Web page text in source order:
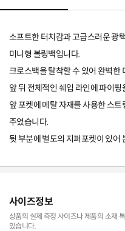
소프트한 터치감과 고급스러운 광
미니형 볼링백입니다.
크로스백을 탈착할 수 있어 완벽한
앞 뒤 전체적인 쉐입 라인에 파이
앞 포켓에 메탈 자재를 사용한 스
주었습니다.
뒷 부분에 별도의 지퍼포켓이 있어
사이즈정보
상품의 실제 측정 사이즈나 제품의 소재
있습니다.